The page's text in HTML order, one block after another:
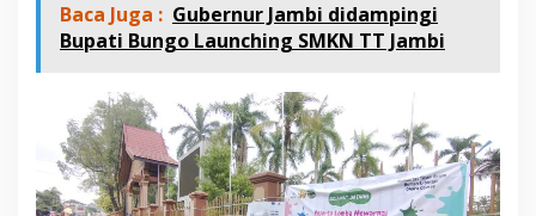
t
i
n
k
a
t
P
a
u
Baca Juga : Gubernur Jambi didampingi
Bupati Bungo Launching SMKN TT Jambi